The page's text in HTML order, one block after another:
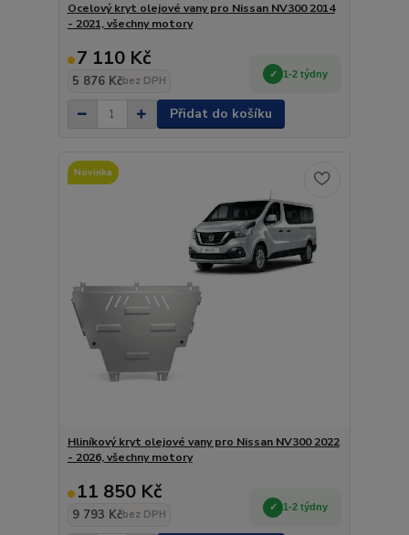
Ocelový kryt olejové vany pro Nissan NV300 2014
- 2021, všechny motory
7 110 Kč
5 876 Kčbez DPH
1-2 týdny
Přidat do košíku
Novinka
Hliníkový kryt olejové vany pro Nissan NV300 2022
- 2026, všechny motory
11 850 Kč
9 793 Kčbez DPH
1-2 týdny